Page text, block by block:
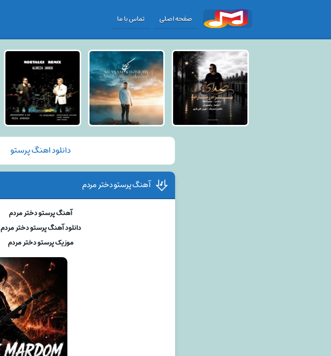
صفحه اصلی تماس با ما
دانلود اهنگ پرستو
آهنگ پرستو دختر مردم
آهنگ پرستو دختر مردم
دانلود آهنگ پرستو دختر مردم
موزیک پرستو دختر مردم